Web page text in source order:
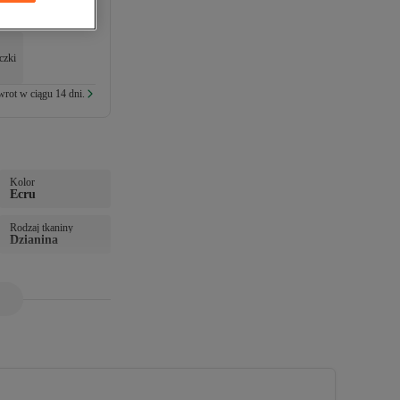
w ciągu 14 dni.
Kolor
Ecru
Rodzaj tkaniny
Dzianina